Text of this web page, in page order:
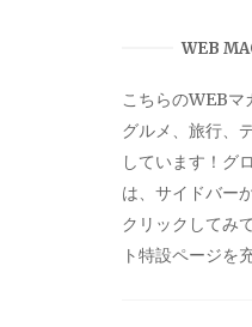
WEB
こちらのWEBマ
グルメ、旅行、
しています！グ
は、サイドバー
クリックしてみ
ト特設ページを